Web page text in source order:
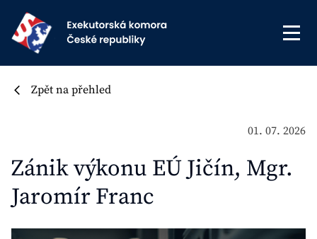
Zpět na přehled
01. 07. 2026
Zánik výkonu EÚ Jičín, Mgr.
Jaromír Franc